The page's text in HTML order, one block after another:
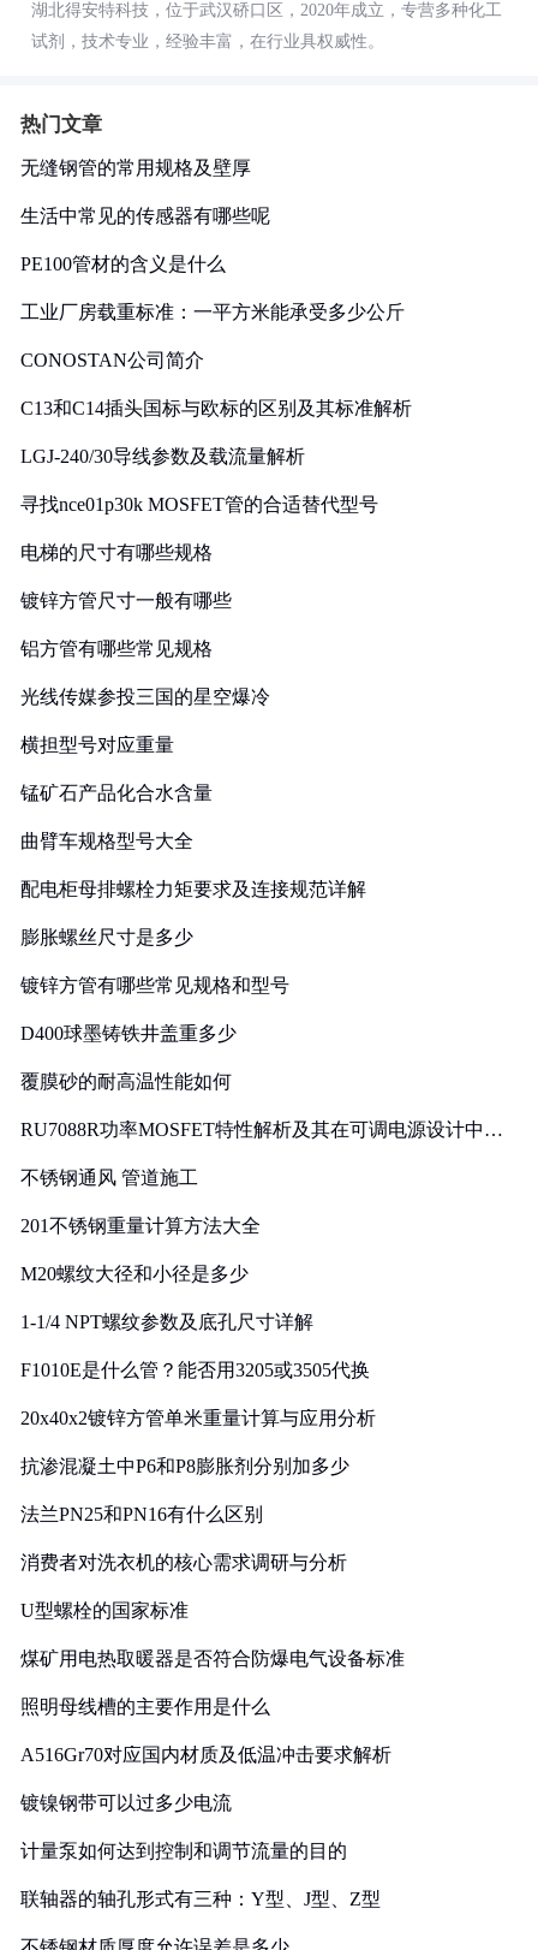
湖北得安特科技，位于武汉硚口区，2020年成立，专营多种化工
试剂，技术专业，经验丰富，在行业具权威性。
热门文章
无缝钢管的常用规格及壁厚
生活中常见的传感器有哪些呢
PE100管材的含义是什么
工业厂房载重标准：一平方米能承受多少公斤
CONOSTAN公司简介
C13和C14插头国标与欧标的区别及其标准解析
LGJ-240/30导线参数及载流量解析
寻找nce01p30k MOSFET管的合适替代型号
电梯的尺寸有哪些规格
镀锌方管尺寸一般有哪些
铝方管有哪些常见规格
光线传媒参投三国的星空爆冷
横担型号对应重量
锰矿石产品化合水含量
曲臂车规格型号大全
配电柜母排螺栓力矩要求及连接规范详解
膨胀螺丝尺寸是多少
镀锌方管有哪些常见规格和型号
D400球墨铸铁井盖重多少
覆膜砂的耐高温性能如何
RU7088R功率MOSFET特性解析及其在可调电源设计中的
不锈钢通风 管道施工
201不锈钢重量计算方法大全
M20螺纹大径和小径是多少
1-1/4 NPT螺纹参数及底孔尺寸详解
F1010E是什么管？能否用3205或3505代换
20x40x2镀锌方管单米重量计算与应用分析
抗渗混凝土中P6和P8膨胀剂分别加多少
法兰PN25和PN16有什么区别
消费者对洗衣机的核心需求调研与分析
U型螺栓的国家标准
煤矿用电热取暖器是否符合防爆电气设备标准
照明母线槽的主要作用是什么
A516Gr70对应国内材质及低温冲击要求解析
镀镍钢带可以过多少电流
计量泵如何达到控制和调节流量的目的
联轴器的轴孔形式有三种：Y型、J型、Z型